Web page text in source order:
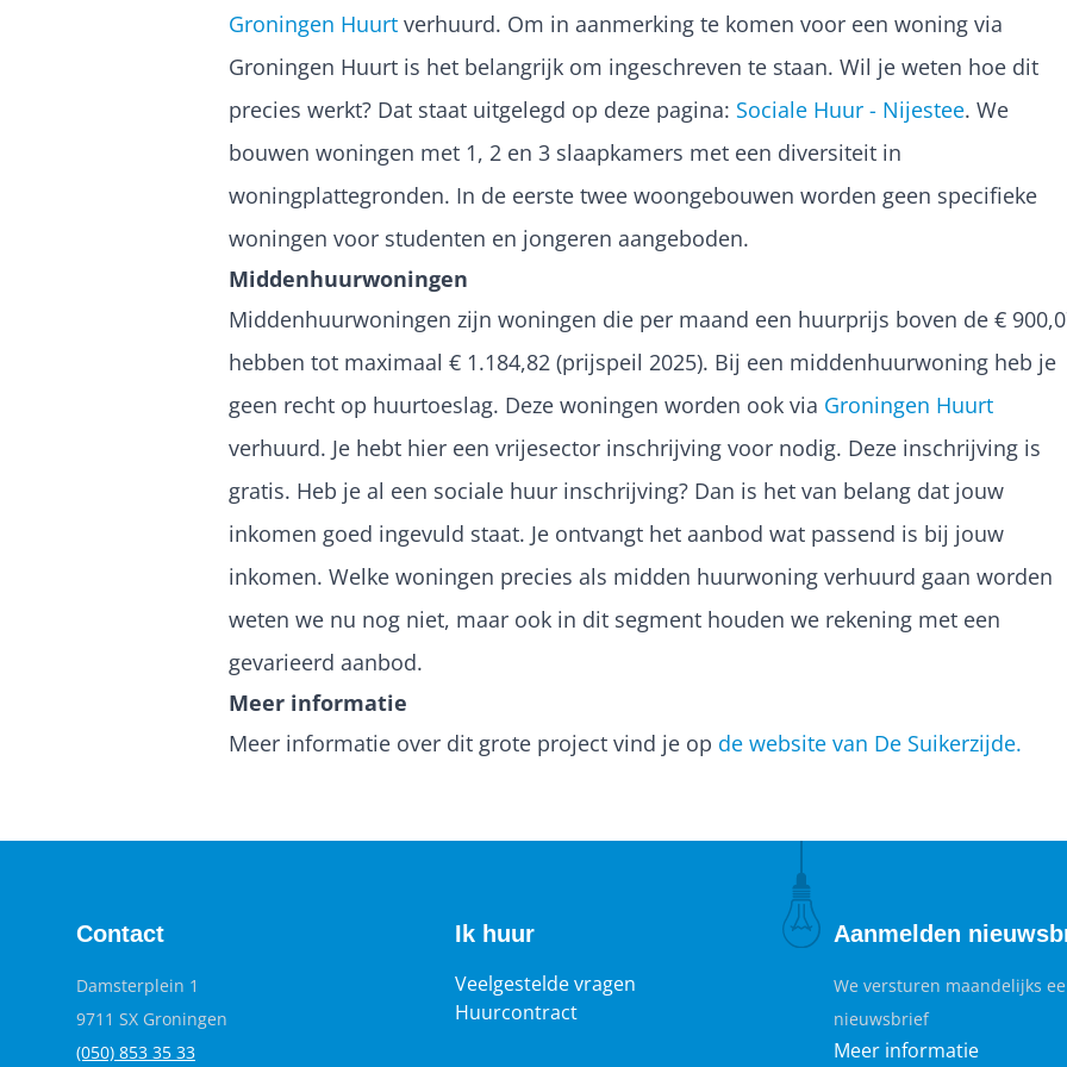
Groningen Huurt verhuurd. Om in aanmerking te komen voor een woning via
Groningen Huurt is het belangrijk om ingeschreven te staan. Wil je weten hoe dit
precies werkt? Dat staat uitgelegd op deze pagina: Sociale Huur - Nijestee. We
bouwen woningen met 1, 2 en 3 slaapkamers met een diversiteit in
woningplattegronden. In de eerste twee woongebouwen worden geen specifieke
woningen voor studenten en jongeren aangeboden.
Middenhuurwoningen
Middenhuurwoningen zijn woningen die per maand een huurprijs boven de €
hebben tot maximaal € 1.184,82 (prijspeil 2025). Bij een middenhuurwoning heb je
geen recht op huurtoeslag. Deze woningen worden ook via Groningen Huurt
verhuurd. Je hebt hier een vrijesector inschrijving voor nodig. Deze inschrijving is
gratis. Heb je al een sociale huur inschrijving? Dan is het van belang dat jouw
inkomen goed ingevuld staat. Je ontvangt het aanbod wat passend is bij jouw
inkomen. Welke woningen precies als midden huurwoning verhuurd gaan worden
weten we nu nog niet, maar ook in dit segment houden we rekening met een
gevarieerd aanbod.
Meer informatie
Meer informatie over dit grote project vind je op de website van De Suikerzijde.
Contact
Damsterplein 1
9711 SX Groningen
(050) 853 35 33
Ik huur
Veelgestelde vragen
Huurcontract
Aanmelden
We versturen maandelijks
nieuwsbrief
Meer informatie